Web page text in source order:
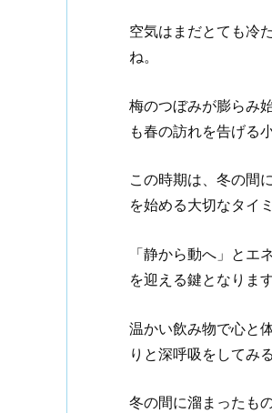
空気はまだとても冷
ね。
梅のつぼみが膨らみ
も春の訪れを告げる
この時期は、冬の間
を始める大切なタイ
「静から動へ」と
を迎える鍵となります
温かい飲み物で心と
りと深呼吸をしてみ
冬の間に溜まったも